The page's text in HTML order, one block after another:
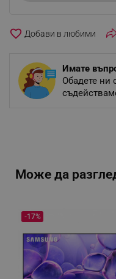
favorite_border
Имате
Обадете ни
Може да
-17%